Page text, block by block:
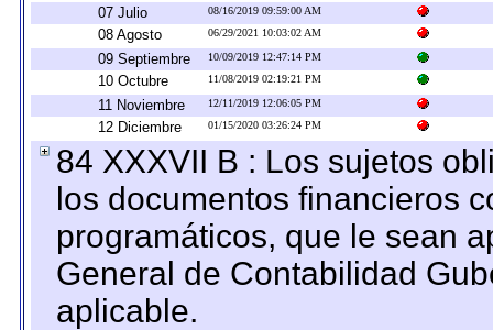
07 Julio 08/16/2019 09:59:00 AM
08 Agosto 06/29/2021 10:03:02 AM
09 Septiembre 10/09/2019 12:47:14 PM
10 Octubre 11/08/2019 02:19:21 PM
11 Noviembre 12/11/2019 12:06:05 PM
12 Diciembre 01/15/2020 03:26:24 PM
84 XXXVII B : Los sujetos
los documentos financieros
programáticos, que le sean
General de Contabilidad
aplicable.